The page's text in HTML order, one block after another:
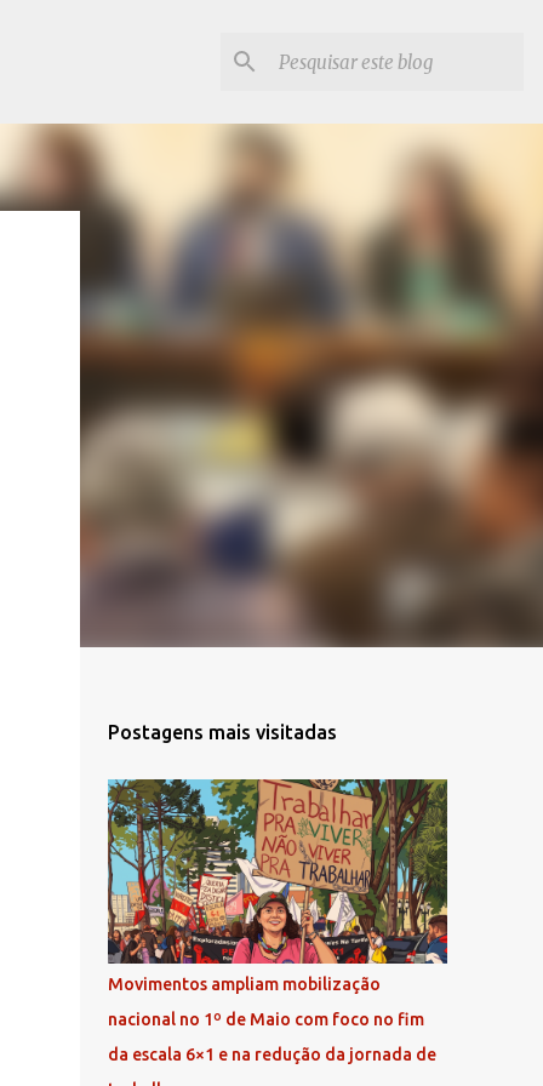
Postagens mais visitadas
Movimentos ampliam mobilização
nacional no 1º de Maio com foco no fim
da escala 6×1 e na redução da jornada de